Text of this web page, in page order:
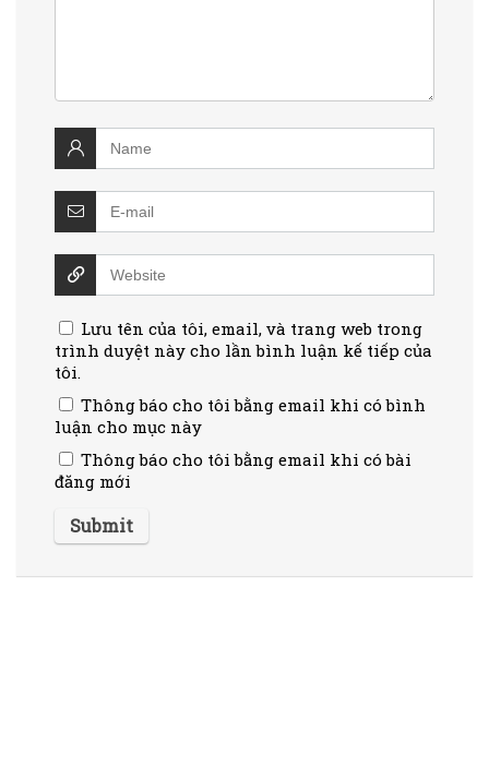
Lưu tên của tôi, email, và trang web trong
trình duyệt này cho lần bình luận kế tiếp của
tôi.
Thông báo cho tôi bằng email khi có bình
luận cho mục này
Thông báo cho tôi bằng email khi có bài
đăng mới